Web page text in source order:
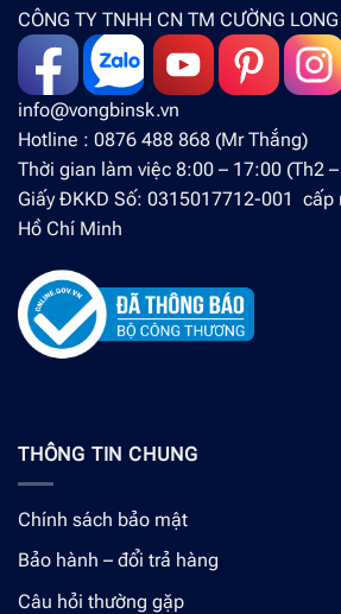
CÔNG TY TNHH CN TM CƯỜNG LONG
info@vongbinsk.vn
Hotline : 0876 488 868 (Mr Thắng)
Thời gian làm việc 8:00 – 17:00 (Th2
Giấy ĐKKD Số: 0315017712-001 cấp
Hồ Chí Minh
THÔNG TIN CHUNG
Chính sách bảo mật
Bảo hành – đổi trả hàng
Câu hỏi thường gặp